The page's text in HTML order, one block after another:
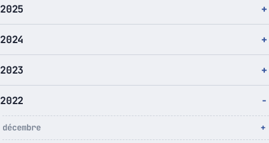
2025
2024
2023
2022
décembre